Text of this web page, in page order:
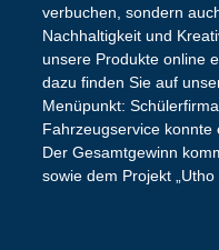
verbuchen, sondern
Nachhaltigkeit und
unsere Produkte online
dazu finden Sie auf
Menüpunkt: Schülerfirma
Fahrzeugservice konnte
Der Gesamtgewinn
sowie dem Projekt „Utho